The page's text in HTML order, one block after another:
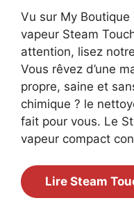
Vu sur My
vapeur Steam
attention, lisez
Vous rêvez d’une
propre, saine et
chimique ? le
fait pour vous. Le
vapeur compact
Lire Steam